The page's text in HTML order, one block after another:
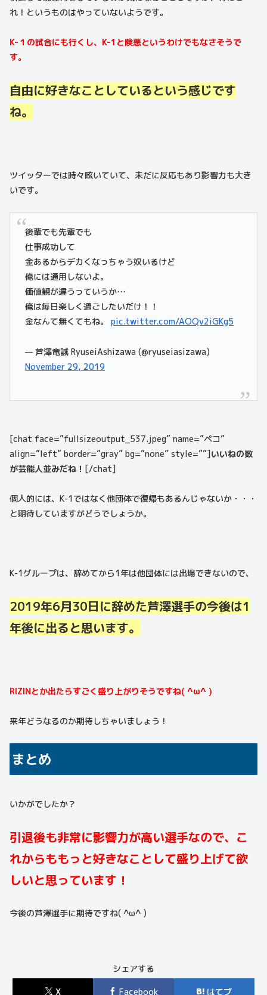
れ！というものはやっていないようです。
K-１の試合にも行くし、K-1と険悪というわけでもなさそうで
す。
自由に好きなことしているという感じです
ね。
ツイッターでは時々呟いていて、未だに反応もあり影響力も大き
いです。
後輩でも先輩でも
仕事成功して
金あるからデカくなっちゃう奴いるけど
俺には通用しないよ。
価値観が違うっていうか…
俺は毎日楽しく過ごしたいだけ！！
金なんて無くてもね。pic.twitter.com/AOQv2iGKg5
— 芦澤竜誠 RyuseiAshizawa (@ryuseiasizawa)
November 29, 2019
[chat face=”fullsizeoutput_537.jpeg” name=”ペコ”
align=”left” border=”gray” bg=”none” style=””]いいねの数
が芸能人並みだね！ [/chat]
個人的には、K-1ではなく他団体で復帰もあるんじゃないか・・・
と期待していますがどうでしょうか。
K-1グループは、辞めてから1年は他団体には出場できないので、
2019年6月30日に辞めた芦澤選手の今後は1
年後に出ると思います。
RIZINとか出たらすごく盛り上がりそうですね( ^ω^ )
来年どうなるのか期待しちゃいましょう！
まとめ
いかがでしたか？
引退後も非常に影響力が高い選手なので、こ
れからももっと好きなことして盛り上げて欲
しいと思っています！
今後の芦澤選手に期待ですね( ^ω^ )
シェアする
X Facebook はてブ